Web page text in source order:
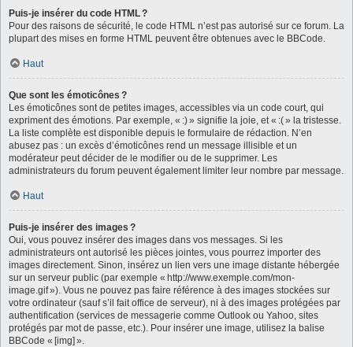
Puis-je insérer du code HTML ?
Pour des raisons de sécurité, le code HTML n’est pas autorisé sur ce forum. La
plupart des mises en forme HTML peuvent être obtenues avec le BBCode.
Haut
Que sont les émoticônes ?
Les émoticônes sont de petites images, accessibles via un code court, qui
expriment des émotions. Par exemple, « :) » signifie la joie, et « :( » la tristesse.
La liste complète est disponible depuis le formulaire de rédaction. N’en
abusez pas : un excès d’émoticônes rend un message illisible et un
modérateur peut décider de le modifier ou de le supprimer. Les
administrateurs du forum peuvent également limiter leur nombre par message.
Haut
Puis-je insérer des images ?
Oui, vous pouvez insérer des images dans vos messages. Si les
administrateurs ont autorisé les pièces jointes, vous pourrez importer des
images directement. Sinon, insérez un lien vers une image distante hébergée
sur un serveur public (par exemple « http://www.exemple.com/mon-
image.gif »). Vous ne pouvez pas faire référence à des images stockées sur
votre ordinateur (sauf s’il fait office de serveur), ni à des images protégées par
authentification (services de messagerie comme Outlook ou Yahoo, sites
protégés par mot de passe, etc.). Pour insérer une image, utilisez la balise
BBCode « [img] ».